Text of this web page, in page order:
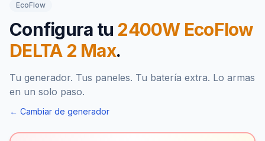
EcoFlow
Configura tu 2400W EcoFlow
DELTA 2 Max.
Tu generador. Tus paneles. Tu batería extra. Lo armas
en un solo paso.
← Cambiar de generador
está
Agrega
con el
botón
y
págalos
todos